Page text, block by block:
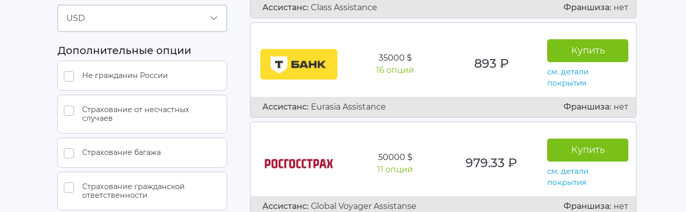
USD
Дополнительные опции
Не гражданин России
Страхование от несчастных
случаев
Страхование багажа
Страхование гражданской
ответственности
Ассистанc: Class Assistance Франшиза: нет
35000 $
16 опций
893 руб.
Купить
см. детали
покрытия
Ассистанc: Eurasia Assistance Франшиза: нет
50000 $
11 опций
979.33руб.
Купить
см. детали
покрытия
Ассистанc: Global Voyager Assistanse Франшиза: нет